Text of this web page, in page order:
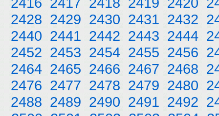
2428 2429 2430 2431 2432
2440 2441 2442 2443 2444
2452 2453 2454 2455 2456
2464 2465 2466 2467 2468
2476 2477 2478 2479 2480
2488 2489 2490 2491 2492